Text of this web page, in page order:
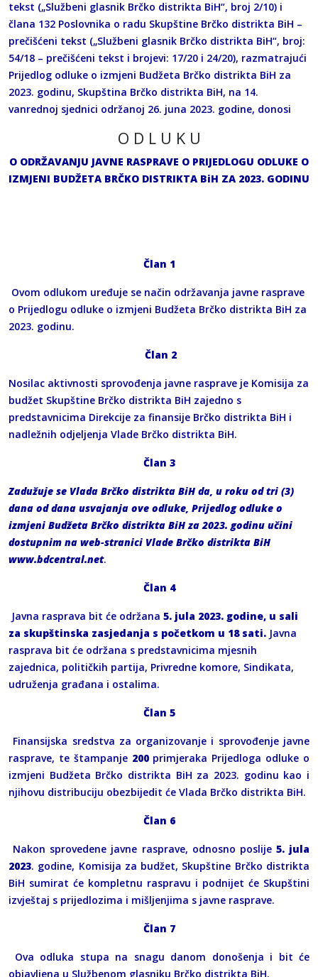
tekst („Službeni glasnik Brčko distrikta BiH“, broj 2/10) i
člana 132 Poslovnika o radu Skupštine Brčko distrikta BiH –
prečišćeni tekst („Službeni glasnik Brčko distrikta BiH“, broj:
54/18 – prečišćeni tekst i brojevi: 17/20 i 24/20), razmatrajući
Prijedlog odluke o izmjeni Budžeta Brčko distrikta BiH za
2023. godinu, Skupština Brčko distrikta BiH, na 14.
vanrednoj sjednici održanoj 26. juna 2023. godine, donosi
O D L U K U
O ODRŽAVANJU JAVNE RASPRAVE O PRIJEDLOGU ODLUKE O
IZMJENI BUDŽETA BRČKO DISTRIKTA BiH ZA 2023. GODINU
Član 1
Ovom odlukom uređuje se način održavanja javne rasprave
o Prijedlogu odluke o izmjeni Budžeta Brčko distrikta BiH za
2023. godinu.
Član 2
Nosilac aktivnosti sprovođenja javne rasprave je Komisija za
budžet Skupštine Brčko distrikta BiH zajedno s
predstavnicima Direkcije za finansije Brčko distrikta BiH i
nadležnih odjeljenja Vlade Brčko distrikta BiH.
Član 3
Zadužuje se Vlada Brčko distrikta BiH da, u roku od tri (3)
dana od dana usvajanja ove odluke, Prijedlog odluke o
izmjeni Budžeta Brčko distrikta BiH za 2023. godinu učini
dostupnim na web-stranici Vlade Brčko distrikta BiH
www.bdcentral.net.
Član 4
Javna rasprava bit će održana 5. jula 2023. godine, u sali
za skupštinska zasjedanja s početkom u 18 sati. Javna
rasprava bit će održana s predstavnicima mjesnih
zajednica, političkih partija, Privredne komore, Sindikata,
udruženja građana i ostalima.
Član 5
Finansijska sredstva za organizovanje i sprovođenje javne
rasprave, te štampanje 200primjeraka Prijedloga odluke o
izmjeni Budžeta Brčko distrikta BiH za 2023. godinu kao i
njihovu distribuciju obezbijedit će Vlada Brčko distrikta BiH.
Član 6
Nakon sprovedene javne rasprave, odnosno poslije 5. jula
2023. godine, Komisija za budžet, Skupštine Brčko distrikta
BiH sumirat će kompletnu raspravu i podnijet će Skupštini
izvještaj s prijedlozima i mišljenjima s javne rasprave.
Član 7
Ova odluka stupa na snagu danom donošenja i bit će
objavljena u Službenom glasniku Brčko distrikta BiH.